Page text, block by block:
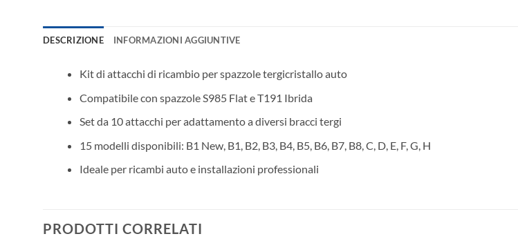
DESCRIZIONE INFORMAZIONI AGGIUNTIVE
Kit di attacchi di ricambio per spazzole tergicristallo auto
Compatibile con spazzole S985 Flat e T191 Ibrida
Set da 10 attacchi per adattamento a diversi bracci tergi
15 modelli disponibili: B1 New, B1, B2, B3, B4, B5, B6, B7, B8, C, D, E, F, G, H
Ideale per ricambi auto e installazioni professionali
PRODOTTI CORRELATI